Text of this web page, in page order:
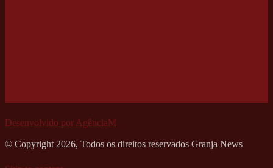
Desenvolvido por AgênciaM
© Copyright 2026, Todos os direitos reservados Granja News